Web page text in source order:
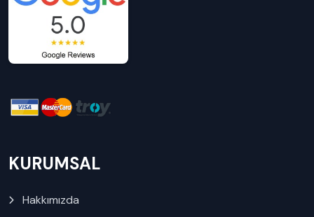
KURUMSAL
Hakkımızda